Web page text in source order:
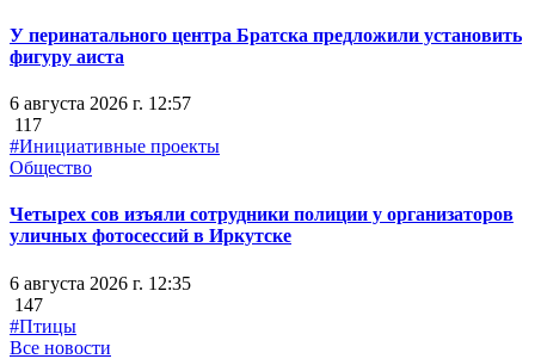
У перинатального центра Братска предложили установить
фигуру аиста
6 августа 2026 г. 12:57
117
#Инициативные проекты
Общество
Четырех сов изъяли сотрудники полиции у организаторов
уличных фотосессий в Иркутске
6 августа 2026 г. 12:35
147
#Птицы
Все новости